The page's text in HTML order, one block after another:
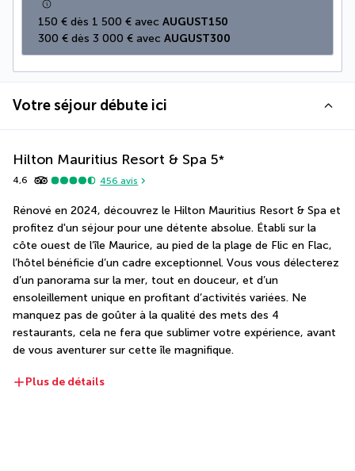
150 € dès 1 500 € avec AUGUST150
300 € dès 3 000 € avec AUGUST300
Votre séjour débute ici
Hilton Mauritius Resort & Spa 5*
4,6 456 avis
Rénové en 2024, découvrez le Hilton Mauritius Resort & Spa et
profitez d'un séjour pour une détente absolue. Établi sur la
côte ouest de l’île Maurice, au pied de la plage de Flic en Flac,
l’hôtel bénéficie d’un cadre exceptionnel. Vous vous délecterez
d’un panorama sur la mer, tout en douceur, et d’un
ensoleillement unique en profitant d’activités variées. Ne
manquez pas de goûter à la qualité des mets des 4
restaurants, cela ne fera que sublimer votre expérience, avant
de vous aventurer sur cette île magnifique.
Plus de détails